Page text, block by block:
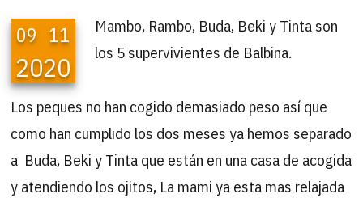
09 11
2020
Mambo, Rambo, Buda, Beki y Tinta son
los 5 supervivientes de Balbina.
Los peques no han cogido demasiado peso así que
como han cumplido los dos meses ya hemos separado
a Buda, Beki y Tinta que están en una casa de acogida
y atendiendo los ojitos, La mami ya esta mas relajada